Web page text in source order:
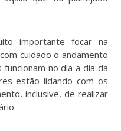
importante focar na
cuidado o andamento
no dia a dia da
estão lidando com os
inclusive, de realizar